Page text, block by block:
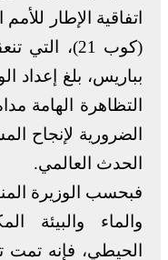
اتفاقية الإطار
بباريس، بلغ إعداد
التظاهرة الهامة
الضرورية لإنجاح
الحدث العالمي.
فبحسب الوزيرة
والماء والبيئة
الحيطي، فإنه تمت